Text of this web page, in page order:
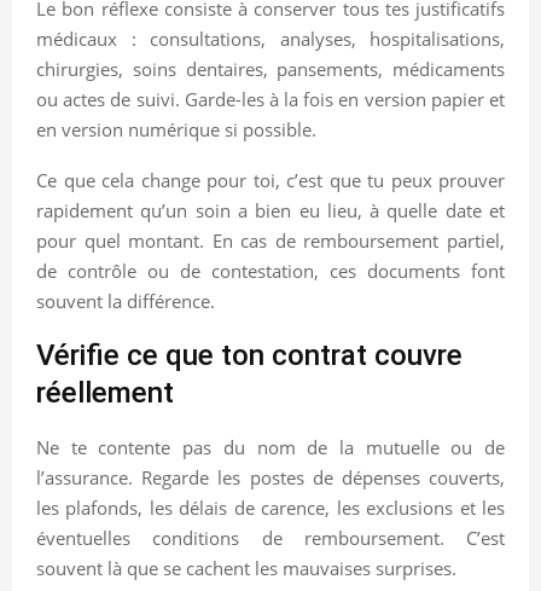
Le bon réflexe consiste à conserver tous tes justificatifs
médicaux : consultations, analyses, hospitalisations,
chirurgies, soins dentaires, pansements, médicaments
ou actes de suivi. Garde-les à la fois en version papier et
en version numérique si possible.
Ce que cela change pour toi, c’est que tu peux prouver
rapidement qu’un soin a bien eu lieu, à quelle date et
pour quel montant. En cas de remboursement partiel,
de contrôle ou de contestation, ces documents font
souvent la différence.
Vérifie ce que ton contrat couvre
réellement
Ne te contente pas du nom de la mutuelle ou de
l’assurance. Regarde les postes de dépenses couverts,
les plafonds, les délais de carence, les exclusions et les
éventuelles conditions de remboursement. C’est
souvent là que se cachent les mauvaises surprises.